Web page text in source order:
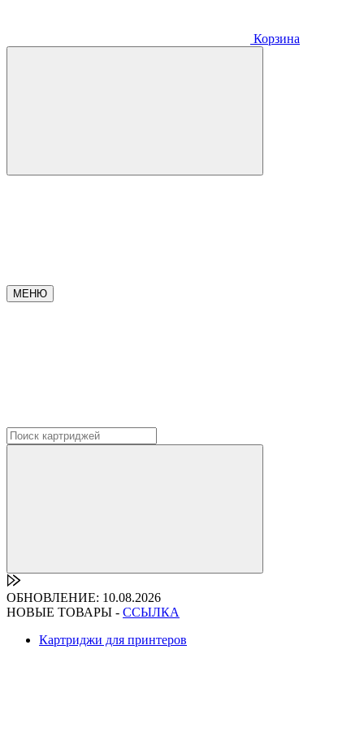
Корзина
МЕНЮ
ОБНОВЛЕНИЕ: 10.08.2026
НОВЫЕ ТОВАРЫ - ССЫЛКА
Картриджи для принтеров